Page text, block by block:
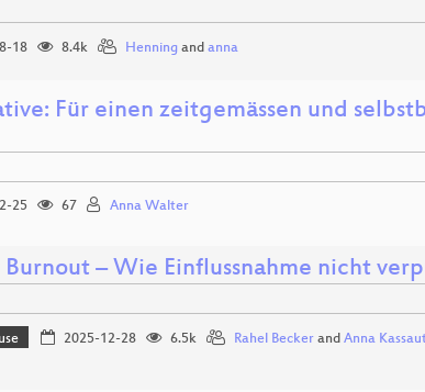
18 8.4k Henningand anna
Für einen zeitgemässen und
25 67 Anna Walter
Burnout – Wie Einflussnahme nicht
2025-12-28 6.5k Rahel Beckerand Anna